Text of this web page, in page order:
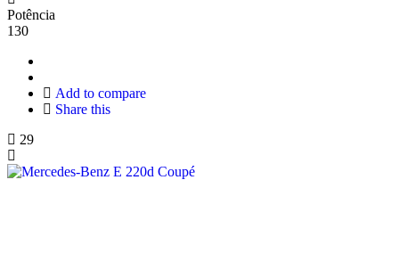
Potência
130
Add to compare
Share this
29